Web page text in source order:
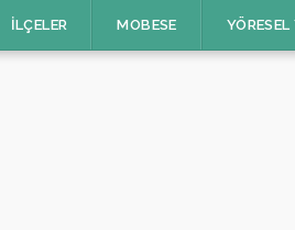
İLÇELER MOBESE YÖRESEL